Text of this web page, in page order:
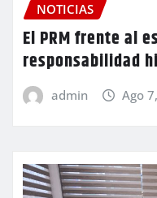
NOTICIAS
El PRM frente al
responsabilidad
admin Ago